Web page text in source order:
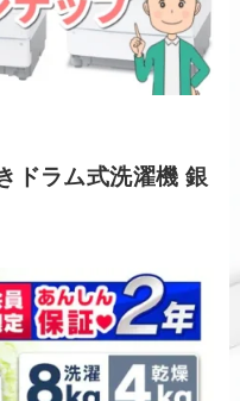
ドラム式洗濯機 銀